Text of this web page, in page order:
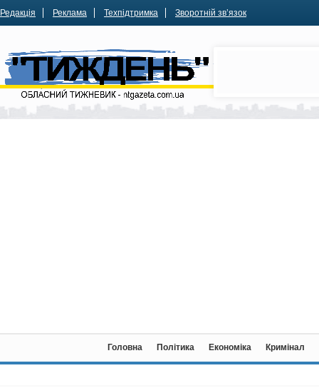
Редакція Реклама Техпідтримка Зворотній зв’язок
Головна Політика Економіка Кримінал